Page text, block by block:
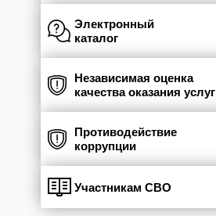
Электронный
каталог
Независимая оценка
качества оказания услуг
Противодействие
коррупции
Участникам СВО